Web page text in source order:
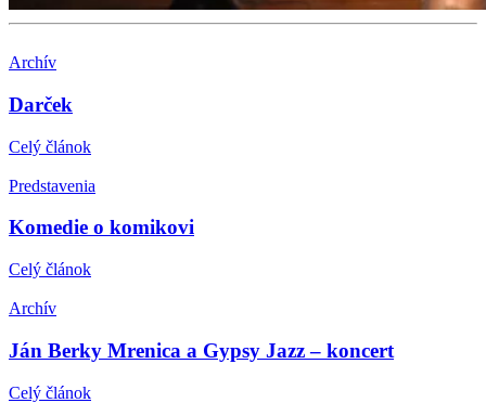
Archív
Darček
Celý článok
Predstavenia
Komedie o komikovi
Celý článok
Archív
Ján Berky Mrenica a Gypsy Jazz – koncert
Celý článok